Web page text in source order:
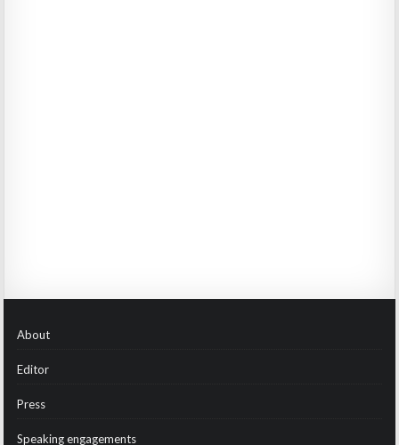
About
Editor
Press
Speaking engagements